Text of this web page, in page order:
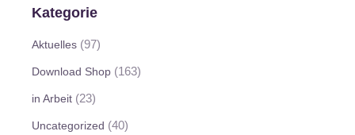
Kategorie
Aktuelles (97)
Download Shop (163)
in Arbeit (23)
Uncategorized (40)